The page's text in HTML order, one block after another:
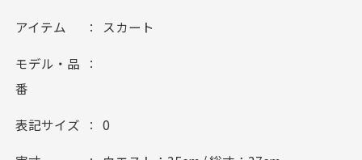
アイテム スカート
モデル・品
番
表記サイズ 0